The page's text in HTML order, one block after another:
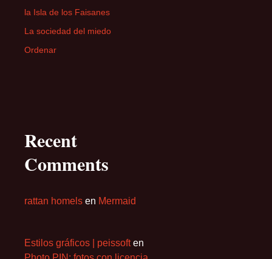
la Isla de los Faisanes
La sociedad del miedo
Ordenar
Recent
Comments
rattan homels en Mermaid
Estilos gráficos | peissoften